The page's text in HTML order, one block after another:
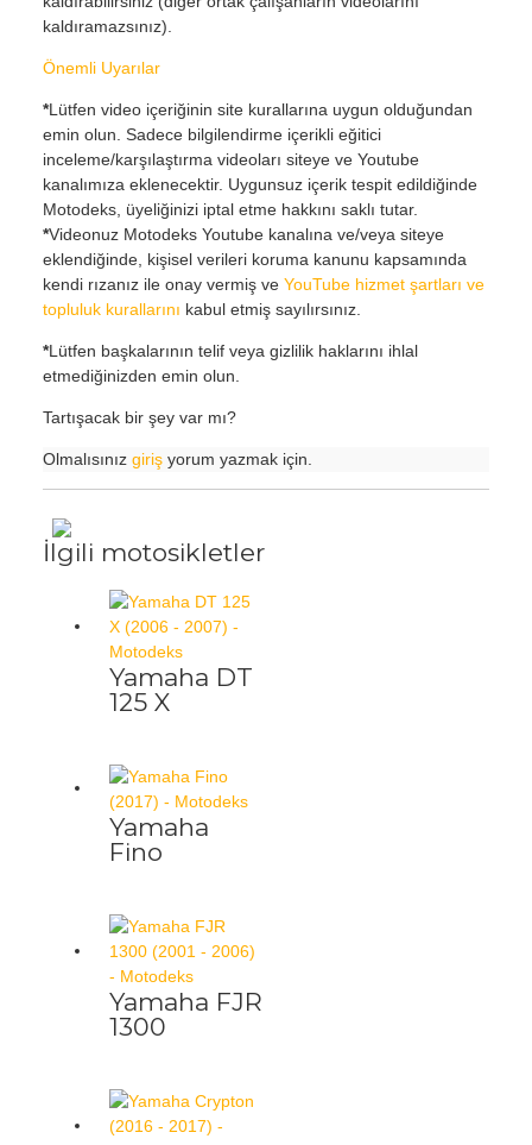
kaldıramazsınız).
Önemli Uyarılar
*Lütfen video içeriğinin site kurallarına uygun olduğundan
emin olun. Sadece bilgilendirme içerikli eğitici
inceleme/karşılaştırma videoları siteye ve Youtube
kanalımıza eklenecektir. Uygunsuz içerik tespit edildiğinde
Motodeks, üyeliğinizi iptal etme hakkını saklı tutar.
*Videonuz Motodeks Youtube kanalına ve/veya siteye
eklendiğinde, kişisel verileri koruma kanunu kapsamında
kendi rızanız ile onay vermiş ve YouTube hizmet şartları ve
topluluk kurallarını kabul etmiş sayılırsınız.
*Lütfen başkalarının telif veya gizlilik haklarını ihlal
etmediğinizden emin olun.
Tartışacak bir şey var mı?
Olmalısınız girişyorum yazmak için.
İlgili motosikletler
Yamaha DT
125 X
Yamaha
Fino
Yamaha FJR
1300